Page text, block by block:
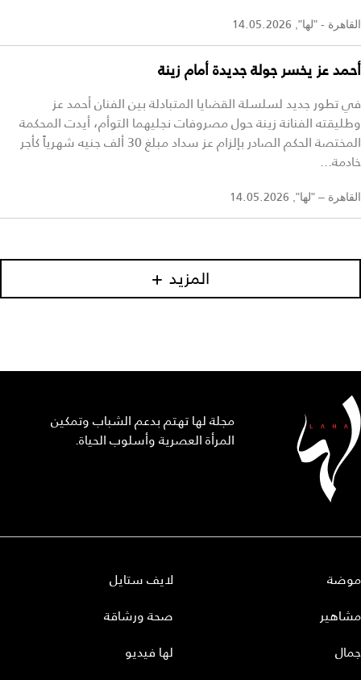
القاهرة - "لها", 14.05.2026
أحمد عز يخسر جولة جديدة أمام زينة
في تطور جديد لسلسلة القضايا المتبادلة بين الفنان أحمد عز
وطليقته الفنانة زينة حول مصروفات نجليهما التوأم، أيدت المحكمة
المختصة الحكم الصادر بإلزام عز سداد مبلغ 30 ألف جنيه شهرياً كأجر
خادمة...
القاهرة – "لها", 14.05.2026
المزيد
مجلة لها تهتم بدعم الشباب وتمكين
المرأة العصرية وأسلوب الحياة.
موضة
مشاهير
جمال
لايف ستايل
صحة ورشاقة
لها فيديو